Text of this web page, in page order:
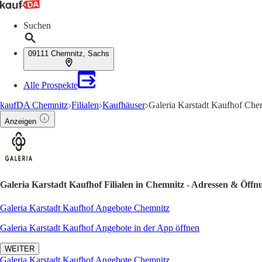
Suchen
09111 Chemnitz, Sachs
Alle Prospekte
kaufDA Chemnitz Filialen Kaufhäuser Galeria Karstadt Kaufhof
Anzeigen
Galeria Karstadt Kaufhof Filialen in Chemnitz - Adressen &
Galeria Karstadt Kaufhof Angebote Chemnitz
Galeria Karstadt Kaufhof Angebote in der App öffnen
WEITER
Galeria Karstadt Kaufhof Angebote Chemnitz